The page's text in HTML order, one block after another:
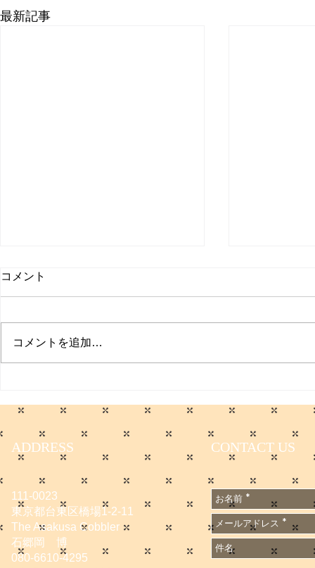
最新記事
プクイチ
コメント
コメントを追加…
ADDRESS CONTACT US
111-0023
東京都台東区橋場1-2-11
The Asakusa Cobbler
石郷岡 博
080-6610-4295